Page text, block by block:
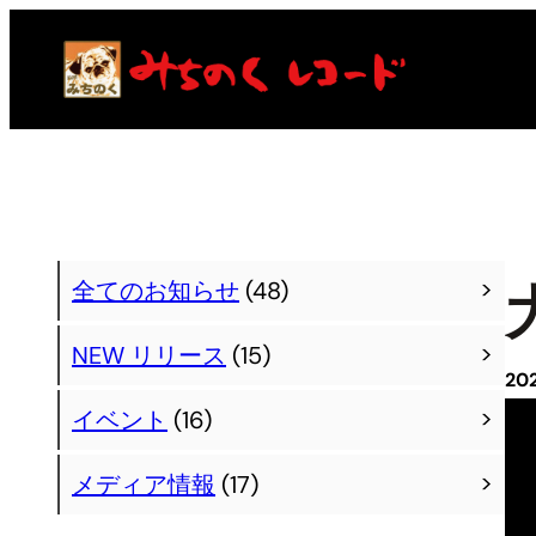
ス
全てのお知らせ (48)
NEW リリース (15)
イベント (16)
メディア情報 (17)